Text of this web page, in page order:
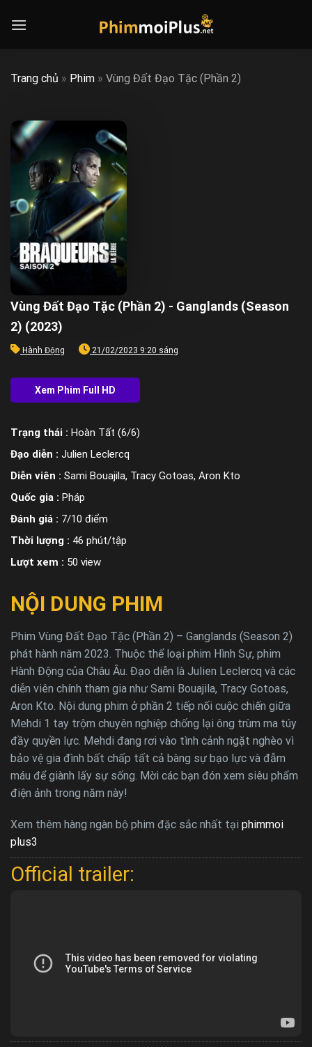
Trang chủ » Phim » Vùng Đất Đạo Tặc (Phần 2)
Vùng Đất Đạo Tặc (Phần 2) - Ganglands (Season
2) (2023)
Hành Động 21/02/2023 9:20 sáng
Trạng thái : Hoàn Tất (6/6)
Đạo diễn : Julien Leclercq
Diễn viên : Sami Bouajila, Tracy Gotoas, Aron Kto
Quốc gia : Pháp
Đánh giá : 7/10 điểm
Thời lượng : 46 phút/tập
Lượt xem : 50 view
NỘI DUNG PHIM
Phim Vùng Đất Đạo Tặc (Phần 2) – Ganglands (Season 2)
phát hành năm 2023. Thuộc thể loại phim Hình Sự, phim
Hành Động của Châu Âu. Đạo diễn là Julien Leclercq và các
diễn viên chính tham gia như Sami Bouajila, Tracy Gotoas,
Aron Kto. Nội dung phim ở phần 2 tiếp nối cuộc chiến giữa
Mehdi 1 tay trộm chuyên nghiệp chống lại ông trùm ma túy
đầy quyền lực. Mehdi đang rơi vào tình cảnh ngặt nghèo vì
bảo vệ gia đình bất chấp tất cả bàng sự bạo lực và đẫm
máu để giành lấy sự sống. Mời các bạn đón xem siêu phẩm
điện ảnh trong năm này!
Xem thêm hàng ngàn bộ phim đặc sắc nhất tại phimmoi
plus3
Official trailer: